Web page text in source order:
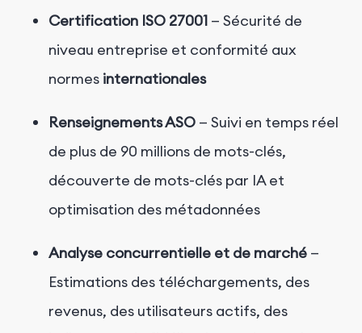
Certification ISO 27001 — Sécurité de
niveau entreprise et conformité aux
normes internationales
Renseignements ASO — Suivi en temps réel
de plus de 90 millions de mots-clés,
découverte de mots-clés par IA et
optimisation des métadonnées
Analyse concurrentielle et de marché —
Estimations des téléchargements, des
revenus, des utilisateurs actifs, des